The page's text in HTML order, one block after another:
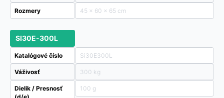
Rozmery 45 × 60 × 65 cm
SI30E-300L
Katalógové číslo Si30E300L
Váživosť 300 kg
Dielik / Presnosť
100 g